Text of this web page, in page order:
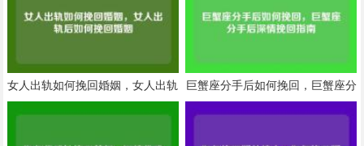
女人出轨如何挽回婚姻，女人出轨
后如何挽回婚姻
巨蟹座分手后如何挽回，巨蟹座分
手后深情挽回指南